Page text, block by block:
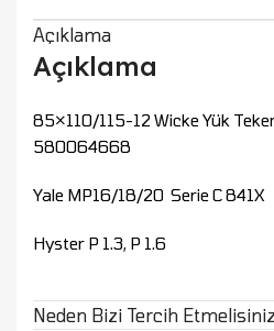
Açıklama
Açıklama
85×110/115-12 Wicke Yük
580064668
Yale MP16/18/20 Serie C 841X
Hyster P 1.3, P 1.6
Neden Bizi Tercih